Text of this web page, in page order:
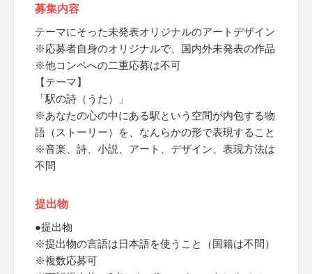
募集内容
テーマにそった未発表オリジナルのアートデザイン
※応募者自身のオリジナルで、国内外未発表の作品
※他コンペへの二重応募は不可
【テーマ】
「駅の詩（うた）」
※あなたの心の中にある駅という空間が内包する物
語（ストーリー）を、なんらかの形で表現すること
※音楽、詩、小説、アート、デザイン、表現方法は
不問
提出物
●提出物
※提出物の言語は日本語を使うこと（国籍は不問）
※複数応募可